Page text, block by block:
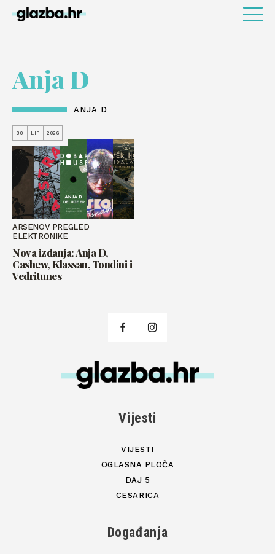
Anja D
ANJA D
30 LIP 2026
ARSENOV PREGLED
ELEKTRONIKE
Nova izdanja: Anja D,
Cashew, Klassan, Tondini i
Vedritunes
Vijesti
VIJESTI
OGLASNA PLOČA
DAJ 5
CESARICA
Događanja